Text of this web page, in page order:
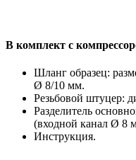
В комплект с
Шланг образец:
Ø 8/10 мм.
Резьбовой штуцер:
Разделитель
(входной канал Ø 8
Инструкция.